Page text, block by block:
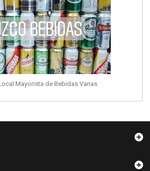
Mayorista de Bebidas Varias